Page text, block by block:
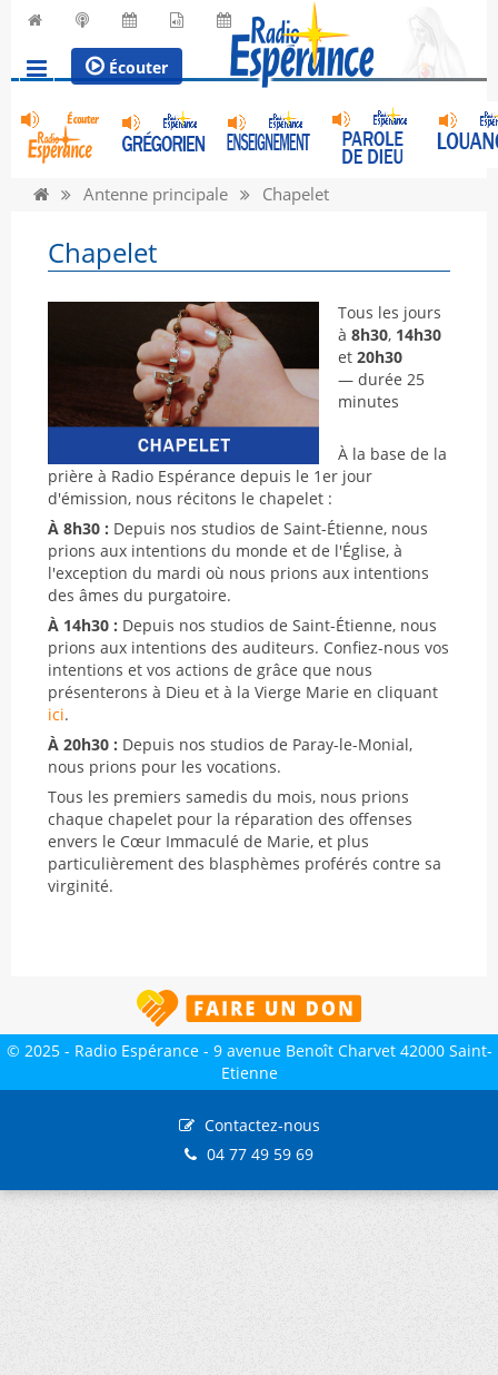
Écouter
Antenne principale Chapelet
Chapelet
Tous les jours
à 8h30, 14h30
et 20h30
— durée 25
minutes
À la base de la
prière à Radio Espérance depuis le 1er jour
d'émission, nous récitons le chapelet :
À 8h30 : Depuis nos studios de Saint-Étienne, nous
prions aux intentions du monde et de l'Église, à
l'exception du mardi où nous prions aux intentions
des âmes du purgatoire.
À 14h30 : Depuis nos studios de Saint-Étienne, nous
prions aux intentions des auditeurs. Confiez-nous vos
intentions et vos actions de grâce que nous
présenterons à Dieu et à la Vierge Marie en cliquant
ici.
À 20h30 : Depuis nos studios de Paray-le-Monial,
nous prions pour les vocations.
Tous les premiers samedis du mois, nous prions
chaque chapelet pour la réparation des offenses
envers le Cœur Immaculé de Marie, et plus
particulièrement des blasphèmes proférés contre sa
virginité.
© 2025 - Radio Espérance - 9 avenue Benoît Charvet 42000 Saint-
Etienne
Contactez-nous
04 77 49 59 69